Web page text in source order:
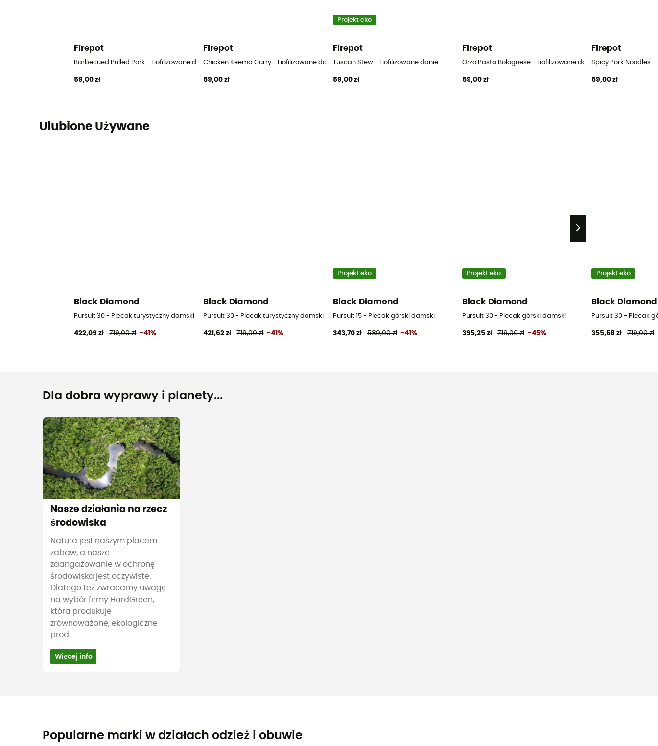
Firepot
Barbecued Pulled Pork - Liofilizowane danie
59,00 zł
Firepot
Chicken Keema Curry - Liofilizowane danie
59,00 zł
Projekt eko
Firepot
Tuscan Stew - Liofilizowane danie
59,00 zł
Firepot
Orzo Pasta Bolognese - Liofilizowane danie
59,00 zł
Firepot
Spicy Pork Noodles
59,00 zł
Ulubione Używane
Black Diamond
Pursuit 30 - Plecak turystyczny damski
422,09 zł 719,00 zł -41%
Black Diamond
Pursuit 30 - Plecak turystyczny damski
421,62 zł 719,00 zł -41%
Projekt eko
Black Diamond
Pursuit 15 - Plecak górski damski
343,70 zł 589,00 zł -41%
Projekt eko
Black Diamond
Pursuit 30 - Plecak górski damski
395,25 zł 719,00 zł -45%
Projekt eko
Black Diamond
Pursuit 30 - Plecak
355,68 zł 719,00 zł
Dla dobra wyprawy i planety...
Nasze działania na rzecz
środowiska
Natura jest naszym placem
zabaw, a nasze
zaangażowanie w ochronę
środowiska jest oczywiste.
Dlatego też zwracamy uwagę
na wybór firmy HardGreen,
która produkuje
zrównoważone, ekologiczne
prod
Więcej info
Popularne marki w działach odzież i obuwie